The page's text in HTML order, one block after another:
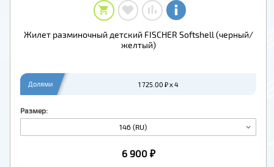
Жилет разминочный детский FISCHER Softshell (черный/
желтый)
Долями 1 725.00 ₽ x 4
Размер:
146 (RU)
6 900 ₽